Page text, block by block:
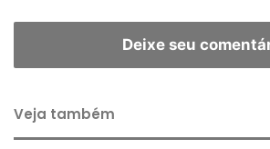
Deixe seu
Veja também